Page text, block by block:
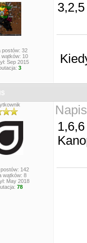
postów: 32
wątków: 10
Sep 2015
3
142
wątków: 8
May 2018
78
1,6,6